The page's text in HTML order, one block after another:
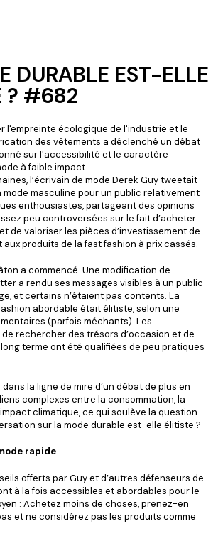
DURABLE EST-ELLE
? #682
l'empreinte écologique de l'industrie et le
des vêtements a déclenché un débat
sur l'accessibilité et le caractère
à faible impact.
l’écrivain de mode Derek Guy tweetait
mode masculine pour un public relativement
enthousiastes, partageant des opinions
peu controversées sur le fait d’acheter
de valoriser les pièces d’investissement de
produits de la fast fashion à prix cassés.
a commencé. Une modification de
a rendu ses messages visibles à un public
et certains n’étaient pas contents. La
abordable était élitiste, selon une
(parfois méchants). Les
rechercher des trésors d’occasion et de
terme ont été qualifiées de peu pratiques
la ligne de mire d’un débat de plus en
complexes entre la consommation, la
climatique, ce qui soulève la question
sur la mode durable est-elle élitiste ?
rapide
offerts par Guy et d’autres défenseurs de
à la fois accessibles et abordables pour le
: Achetez moins de choses, prenez-en
et ne considérez pas les produits comme